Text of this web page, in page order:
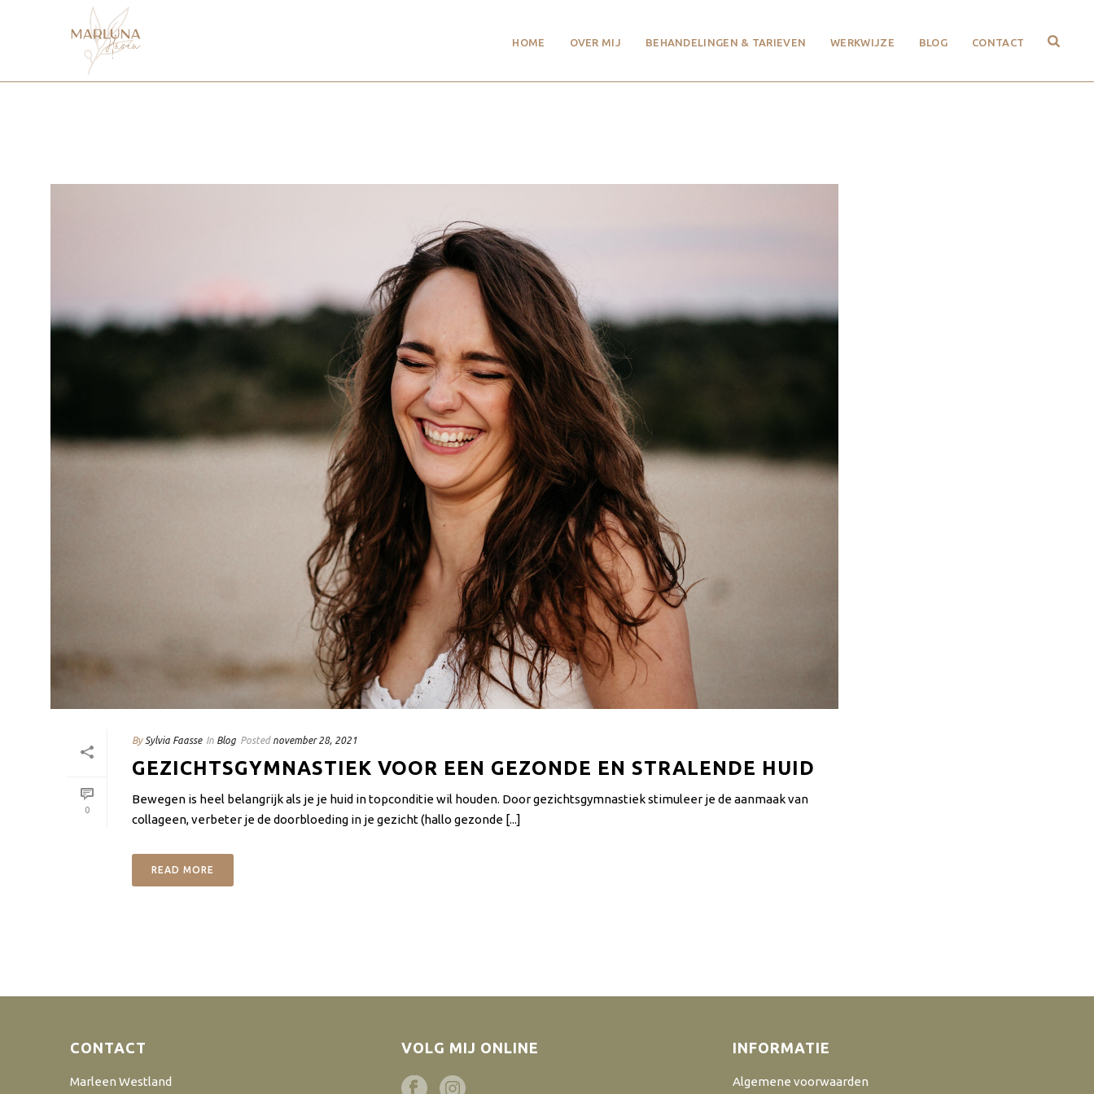
HOME OVER MIJ BEHANDELINGEN & TARIEVEN WERKWIJZE BLOG CONTACT
0
By Sylvia Faasse In Blog Posted november 28, 2021
GEZICHTSGYMNASTIEK VOOR EEN GEZONDE EN STRALENDE HUID
Bewegen is heel belangrijk als je je huid in topconditie wil houden. Door gezichtsgymnastiek stimuleer je de aanmaak van
collageen, verbeter je de doorbloeding in je gezicht (hallo gezonde [...]
READ MORE
CONTACT
Marleen Westland
VOLG MIJ ONLINE INFORMATIE
Algemene voorwaarden